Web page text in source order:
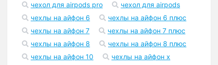
чехол для airpods pro
чехол для airpods
чехлы на айфон 6
чехлы на айфон 6 плюс
чехлы на айфон 7
чехлы на айфон 7 плюс
чехлы на айфон 8
чехлы на айфон 8 плюс
чехлы на айфон 10
чехлы на айфон x